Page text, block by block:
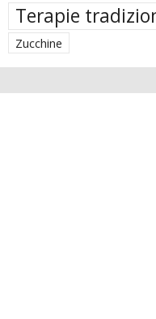
Terapie
Zucchine